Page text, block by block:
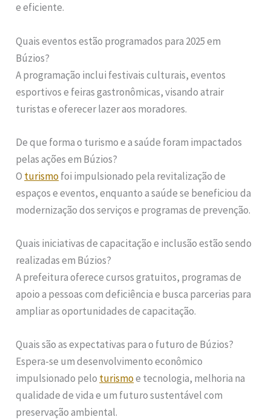
e eficiente.
Quais eventos estão programados para 2025 em
Búzios?
A programação inclui festivais culturais, eventos
esportivos e feiras gastronômicas, visando atrair
turistas e oferecer lazer aos moradores.
De que forma o turismo e a saúde foram impactados
pelas ações em Búzios?
O turismofoi impulsionado pela revitalização de
espaços e eventos, enquanto a saúde se beneficiou da
modernização dos serviços e programas de prevenção.
Quais iniciativas de capacitação e inclusão estão sendo
realizadas em Búzios?
A prefeitura oferece cursos gratuitos, programas de
apoio a pessoas com deficiência e busca parcerias para
ampliar as oportunidades de capacitação.
Quais são as expectativas para o futuro de Búzios?
Espera-se um desenvolvimento econômico
impulsionado pelo turismoe tecnologia, melhoria na
qualidade de vida e um futuro sustentável com
preservação ambiental.